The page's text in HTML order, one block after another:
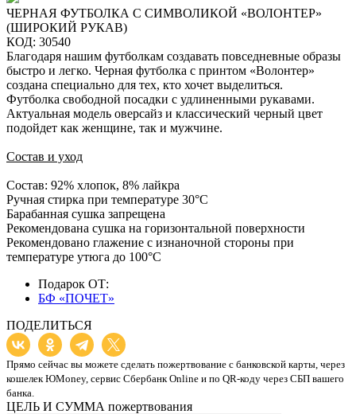
ЧЕРНАЯ ФУТБОЛКА С СИМВОЛИКОЙ «ВОЛОНТЕР»
(ШИРОКИЙ РУКАВ)
КОД: 30540
Благодаря нашим футболкам создавать повседневные образы
быстро и легко. Черная футболка с принтом «Волонтер»
создана специально для тех, кто хочет выделиться.
Футболка свободной посадки с удлиненными рукавами.
Актуальная модель оверсайз и классический черный цвет
подойдет как женщине, так и мужчине.
Состав и уход
Состав: 92% хлопок, 8% лайкра
Ручная стирка при температуре 30°C
Барабанная сушка запрещена
Рекомендована сушка на горизонтальной поверхности
Рекомендовано глажение с изнаночной стороны при
температуре утюга до 100°C
Подарок ОТ:
БФ «ПОЧЕТ»
ПОДЕЛИТЬСЯ
Прямо сейчас вы можете сделать пожертвование с банковской карты, через
кошелек ЮMoney, сервис Сбербанк Online и по QR-коду через СБП вашего
банка.
ЦЕЛЬ И СУММА пожертвования